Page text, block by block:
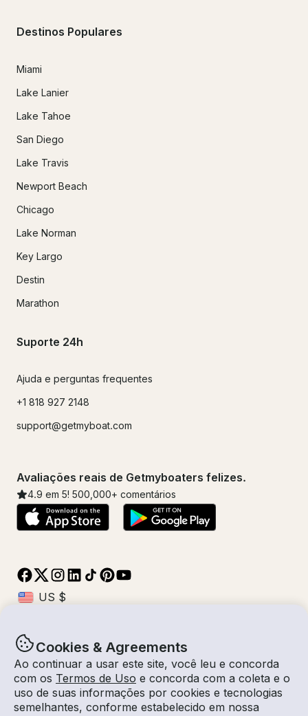
Cookies & Agreements
Ao continuar a usar este site, você leu e concorda
com os Termos de Uso e concorda com a coleta e o
uso de suas informações por cookies e tecnologias
semelhantes, conforme estabelecido em nossa
Destinos Populares
Miami
Lake Lanier
Lake Tahoe
San Diego
Lake Travis
Newport Beach
Chicago
Lake Norman
Key Largo
Destin
Marathon
Suporte 24h
Ajuda e perguntas frequentes
+1 818 927 2148
support@getmyboat.com
Avaliações reais de Getmyboaters felizes.
4.9 em 5! 500,000+ comentários
© Getmyboat 2026TermosPrivacidade
08 ago 2026 $3,450 /hora